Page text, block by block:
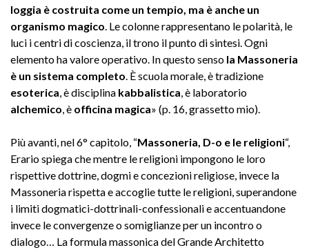
loggia è costruita come un tempio, ma è anche un
organismo magico . Le colonne rappresentano le polarità, le
luci i centri di coscienza, il trono il punto di sintesi. Ogni
elemento ha valore operativo. In questo senso la Massoneria
è un sistema completo . È scuola morale, è tradizione
esoterica , è disciplina kabbalistica , è laboratorio
alchemico , è officina magica» (p. 16, grassetto mio).
Più avanti, nel 6° capitolo, “Massoneria, D-o e le religioni“,
Erario spiega che mentre le religioni impongono le loro
rispettive dottrine, dogmi e concezioni religiose, invece la
Massoneria rispetta e accoglie tutte le religioni, superandone
i limiti dogmatici-dottrinali-confessionali e accentuandone
invece le convergenze o somiglianze per un incontro o
dialogo… La formula massonica del Grande Architetto